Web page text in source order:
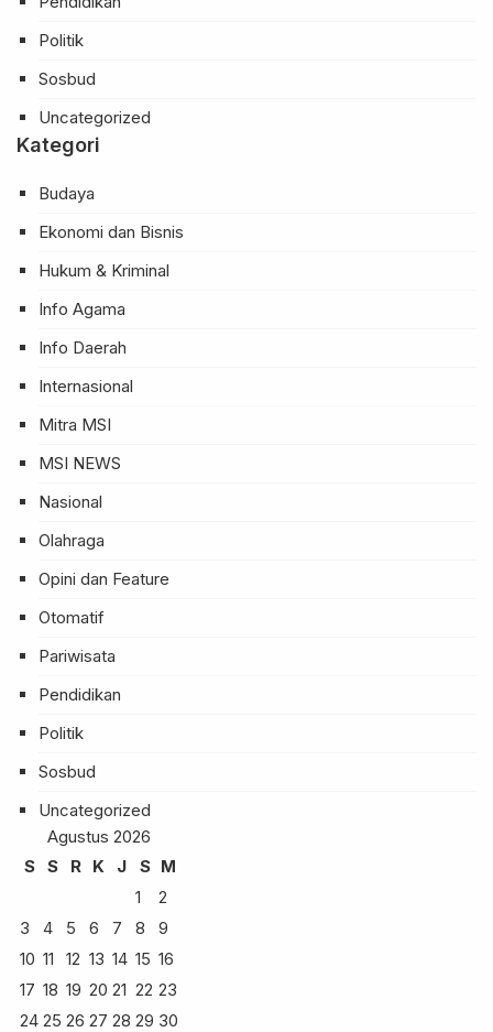
Politik
Sosbud
Uncategorized
Kategori
Budaya
Ekonomi dan Bisnis
Hukum & Kriminal
Info Agama
Info Daerah
Internasional
Mitra MSI
MSI NEWS
Nasional
Olahraga
Opini dan Feature
Otomatif
Pariwisata
Pendidikan
Politik
Sosbud
Uncategorized
Agustus 2026
S
S R K J S M
1
2
3
4 5 6 7 8
9
10 11 12 13 14 15 16
17 18 19 20 21 22 23
24 25 26 27 28 29 30